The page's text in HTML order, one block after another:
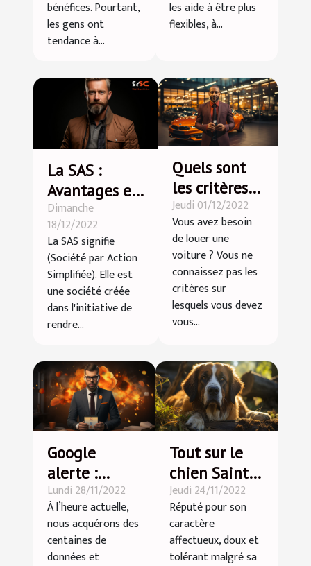
bénéfices. Pourtant,
les gens ont
tendance à...
les aide à être plus
flexibles, à...
La SAS :
Avantages et
inconvénients
Dimanche
18/12/2022
La SAS signifie
(Société par Action
Simplifiée). Elle est
une société créée
dans l'initiative de
rendre...
Quels sont
les critères
pour choisir
son agence
de location
de voiture ?
Jeudi 01/12/2022
Vous avez besoin
de louer une
voiture ? Vous ne
connaissez pas les
critères sur
lesquels vous devez
vous...
Google
alerte :
Comment
l’intégrer
dans son
business ?
Lundi 28/11/2022
À l’heure actuelle,
nous acquérons des
centaines de
données et
Tout sur le
chien Saint-
Bernard
Jeudi 24/11/2022
Réputé pour son
caractère
affectueux, doux et
tolérant malgré sa